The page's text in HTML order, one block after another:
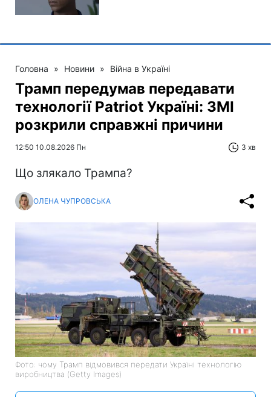
Головна » Новини » Війна в Україні
Трамп передумав передавати
технології Patriot Україні: ЗМІ
розкрили справжні причини
12:50 10.08.2026 Пн 3 хв
Що злякало Трампа?
ОЛЕНА ЧУПРОВСЬКА
Фото: чому Трамп відмовився передати Україні технологію
виробництва (Getty Images)